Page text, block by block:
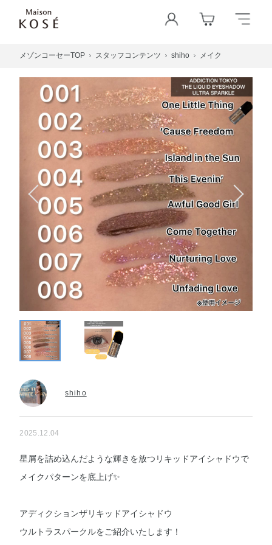
メゾンコーセーTOP スタッフコンテンツ shiho メイク
shiho
2025.12.04
星屑を詰め込んだような輝きを放つリキッドアイシャドウで
メイクパターンを底上げ✨
アディクションザリキッドアイシャドウ
ウルトラスパークルをご紹介いたします！